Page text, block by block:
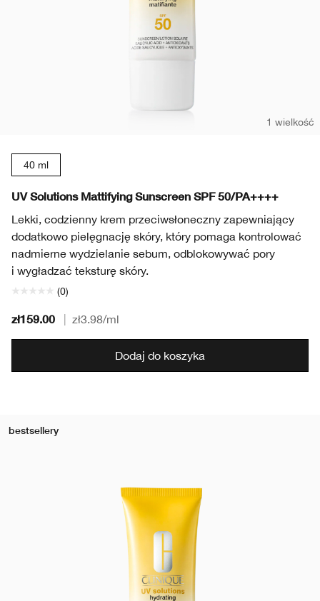
1 wielkość
40 ml
UV Solutions Mattifying Sunscreen SPF 50/PA++++
Lekki, codzienny krem przeciwsłoneczny zapewniający
dodatkowo pielęgnację skóry, który pomaga kontrolować
nadmierne wydzielanie sebum, odblokowywać pory
i wygładzać teksturę skóry.
(0)
zł159.00 zł3.98/ml
Dodaj do koszyka
bestsellery